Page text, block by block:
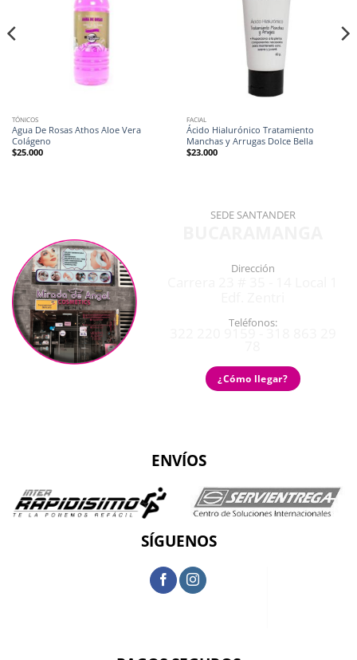
TÓNICOS
Agua De Rosas Athos Aloe Vera
Colágeno
$25.000
FACIAL
Ácido Hialurónico Tratamiento
Manchas y Arrugas Dolce Bella
$23.000
SEDE SANTANDER
Dirección
Teléfonos:
¿Cómo llegar?
ENVÍOS
SÍGUENOS